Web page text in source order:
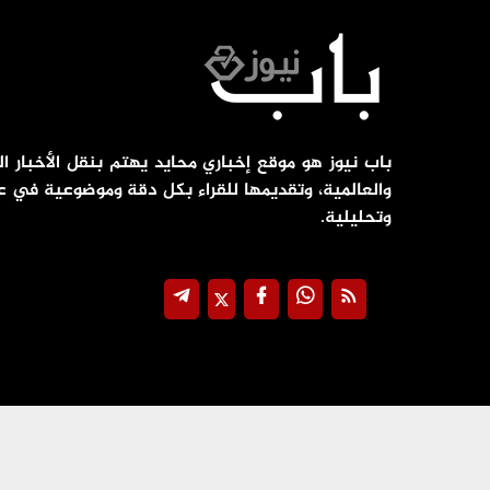
باب نيوز هو موقع إخباري محايد يهتم بنقل الأخبار
والعالمية، وتقديمها للقراء بكل دقة وموضوعية في
وتحليلية.